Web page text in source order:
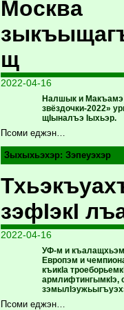
Москва
щ
2022-04-16
Налшык и Макъамэ
звёздочки-2022»
щIыналъэ Iыхьэр.
Псоми еджэн…
Зыхыхьэхэр:Зэпеуэхэр
зэфIэкI
2022-04-16
УФ-м и
Европэм и
къикIа
армлифтингымкIэ,
Псоми еджэн…